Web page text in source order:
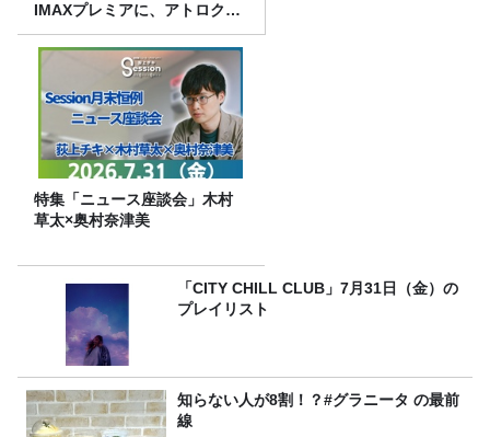
IMAXプレミアに、アトロクリ
スナー60名をご招待！
特集「ニュース座談会」木村
草太×奥村奈津美
「CITY CHILL CLUB」7月31日（金）の
プレイリスト
知らない人が8割！？#グラニータ の最前
線